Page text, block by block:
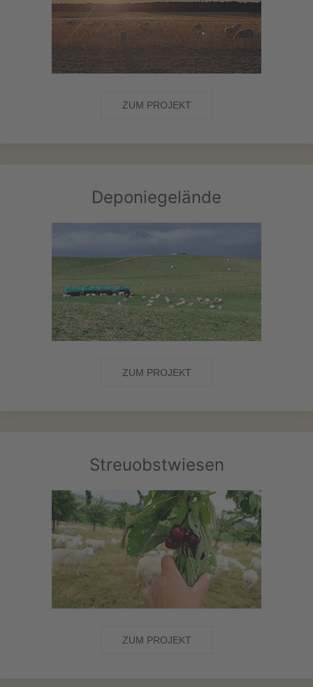
ZUM PROJEKT
Deponiegelände
ZUM PROJEKT
Streuobstwiesen
ZUM PROJEKT